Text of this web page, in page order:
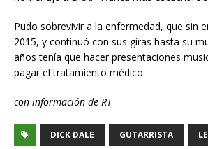
Pudo sobrevivir a la enfermedad, que sin
2015, y continuó con sus giras hasta su
años tenía que hacer presentaciones
pagar el tratamiento médico.
con información de RT
DICK DALE GUTARRISTA